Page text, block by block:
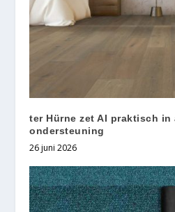
ter Hürne zet AI praktisch
ondersteuning
26 juni 2026